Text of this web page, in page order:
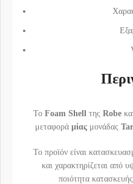
Το Foam Shell της Robe
μεταφορά μίας μονάδας
Το προϊόν είναι
και χαρακτηρίζεται από
ποιότητα